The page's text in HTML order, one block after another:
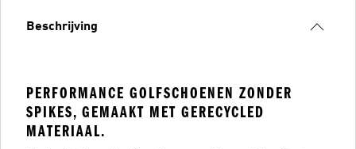
Beschrijving
PERFORMANCE GOLFSCHOENEN ZONDER
SPIKES, GEMAAKT MET GERECYCLED
MATERIAAL.